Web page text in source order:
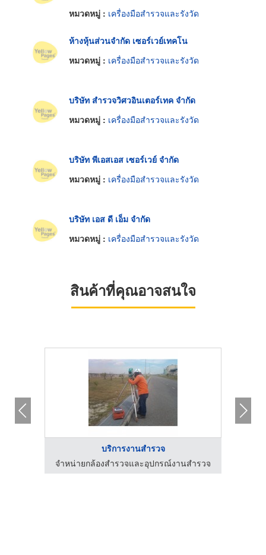
หมวดหมู่ : เครื่องมือสำรวจและรังวัด
ห้างหุ้นส่วนจำกัด เซอร์เวย์เทคโน
หมวดหมู่ : เครื่องมือสำรวจและรังวัด
บริษัท สำรวจวิศวอินเตอร์เทค จำกัด
หมวดหมู่ : เครื่องมือสำรวจและรังวัด
บริษัท พีเอสเอส เซอร์เวย์ จำกัด
หมวดหมู่ : เครื่องมือสำรวจและรังวัด
บริษัท เอส ดี เอ็ม จำกัด
หมวดหมู่ : เครื่องมือสำรวจและรังวัด
สินค้าที่คุณอาจสนใจ
บริการงานสำรวจ
จำหน่ายกล้องสำรวจและอุปกรณ์งานสำรวจ